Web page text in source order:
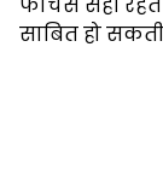
साबित हो